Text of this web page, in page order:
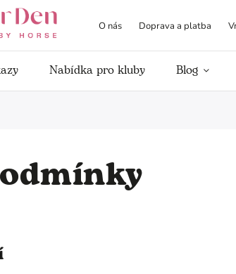
O nás Doprava a platba
Nabídka pro kluby Blog